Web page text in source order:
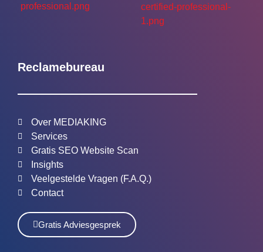
Reclamebureau
Over MEDIAKING
Services
Gratis SEO Website Scan
Insights
Veelgestelde Vragen (F.A.Q.)
Contact
Gratis Adviesgesprek